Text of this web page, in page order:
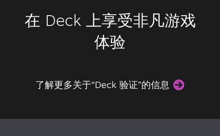
在 Deck 上享受非凡游戏
体验
了解更多关于“Deck 验证”的信息